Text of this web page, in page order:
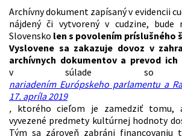
Archívny dokument zapísaný v evidencii
nájdený či vytvorený v cudzine, bude
Slovensko len s povolením príslušného
Vyslovene sa zakazuje dovoz v
archívnych dokumentov a prevod
v súlade so
nariadením Európskeho parlamentu a
17. apríla 2019
, ktorého cieľom je zamedziť tomu,
vyvezené predmety kultúrnej hodnoty
Tým sa zároveň zabráni financovaniu